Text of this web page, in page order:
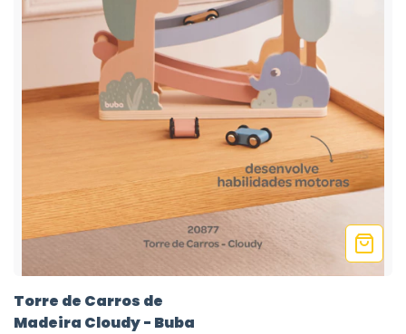
Torre de Carros de
Madeira Cloudy - Buba